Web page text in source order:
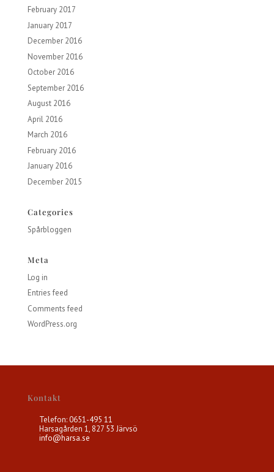
February 2017
January 2017
December 2016
November 2016
October 2016
September 2016
August 2016
April 2016
March 2016
February 2016
January 2016
December 2015
Categories
Spårbloggen
Meta
Log in
Entries feed
Comments feed
WordPress.org
Kontakt
Telefon: 0651-495 11
Harsagården 1, 827 53 Järvsö
info@harsa.se